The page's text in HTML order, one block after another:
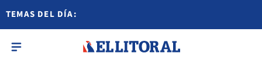
TEMAS DEL DÍA: